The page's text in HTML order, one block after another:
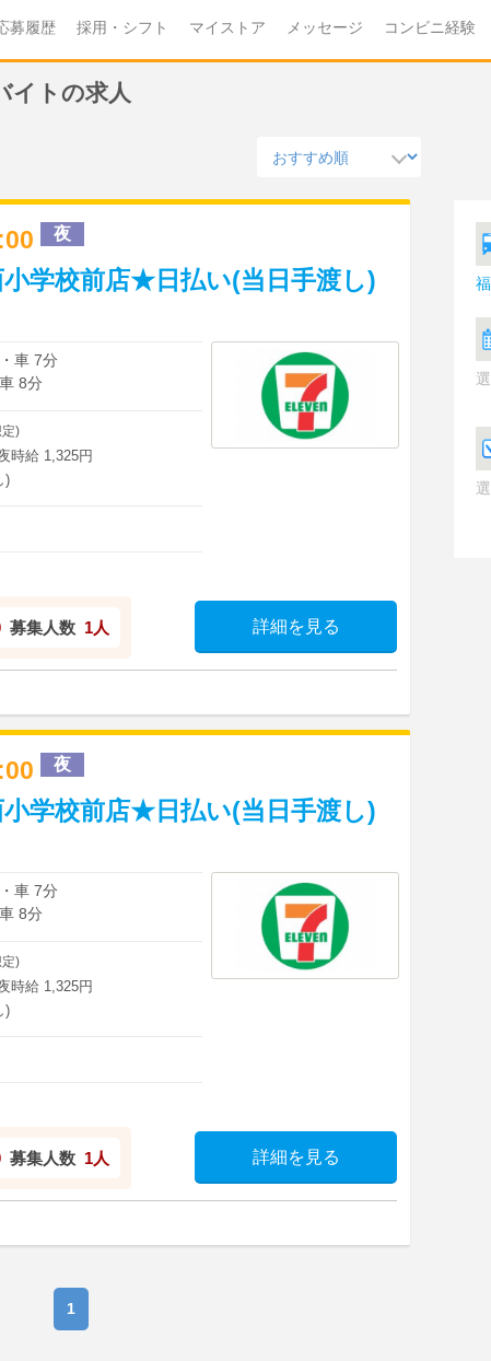
募履歴 採用・シフト マイストア メッセージ コンビニ経験
イトの求人
夜
学校前店★日払い(当日手渡し)
車 7分
8分
)
時給 1,325円
)
募集人数 1人 詳細を見る
夜
学校前店★日払い(当日手渡し)
車 7分
8分
)
時給 1,325円
)
募集人数 1人 詳細を見る
1